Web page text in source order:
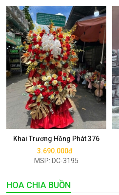
Khai Trương Hồng Phát 376
3.690.000đ
MSP: DC-3195
Mua ngay
HOA CHIA BUỒN